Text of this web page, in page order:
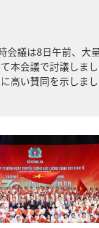
会議は8日午前、大
本会議で討議しまし
高い賛同を示しまし